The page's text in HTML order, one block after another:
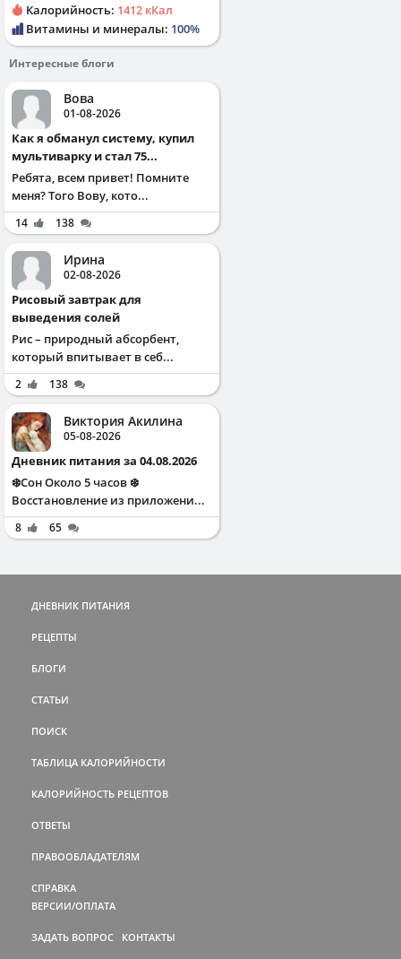
Калорийность: 1412 кКал
Витамины и минералы: 100%
Интересные блоги
Вова
01-08-2026
Как я обманул систему, купил
мультиварку и стал 75...
Ребята, всем привет! Помните
меня? Того Вову, кото...
14 138
Ирина
02-08-2026
Рисовый завтрак для
выведения солей
Рис – природный абсорбент,
который впитывает в себ...
2 138
Виктория Акилина
05-08-2026
Дневник питания за 04.08.2026
❄️Сон Около 5 часов ❄️
Восстановление из приложени...
8 65
ДНЕВНИК ПИТАНИЯ
РЕЦЕПТЫ
БЛОГИ
СТАТЬИ
ПОИСК
ТАБЛИЦА КАЛОРИЙНОСТИ
КАЛОРИЙНОСТЬ РЕЦЕПТОВ
ОТВЕТЫ
ПРАВООБЛАДАТЕЛЯМ
СПРАВКА
ВЕРСИИ/ОПЛАТА
ЗАДАТЬ ВОПРОС КОНТАКТЫ